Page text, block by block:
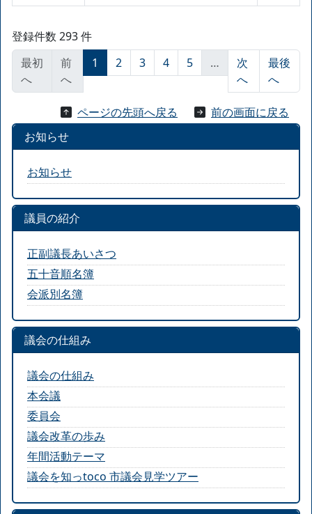
登録件数 293 件
最初
へ
前
へ
1 2 3 4 5 …
次
へ
最後
へ
ページの先頭へ戻る
前の画面に戻る
お知らせ
お知らせ
議員の紹介
正副議長あいさつ
五十音順名簿
会派別名簿
議会の仕組み
議会の仕組み
本会議
委員会
議会改革の歩み
年間活動テーマ
議会を知っtoco 市議会見学ツアー